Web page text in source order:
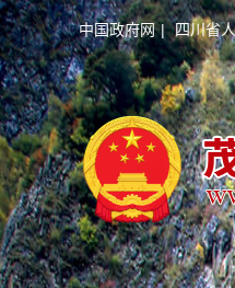
中国政府网 | 四川省